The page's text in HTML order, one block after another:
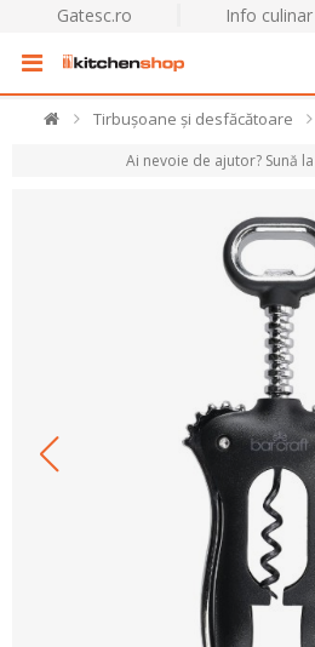
Gatesc.ro Info culinar
Tirbușoane și desfăcătoare
Ai nevoie de ajutor? Sună la